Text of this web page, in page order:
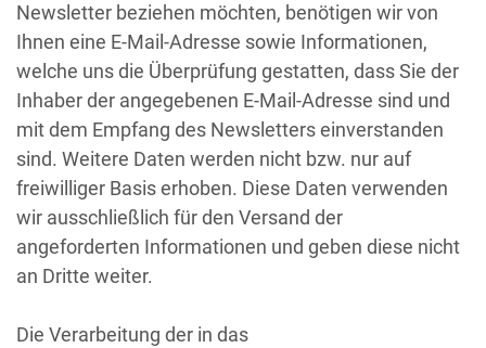
Newsletter beziehen möchten, benötigen wir von
Ihnen eine E-Mail-Adresse sowie Informationen,
welche uns die Überprüfung gestatten, dass Sie der
Inhaber der angegebenen E-Mail-Adresse sind und
mit dem Empfang des Newsletters einverstanden
sind. Weitere Daten werden nicht bzw. nur auf
freiwilliger Basis erhoben. Diese Daten verwenden
wir ausschließlich für den Versand der
angeforderten Informationen und geben diese nicht
an Dritte weiter.
Die Verarbeitung der in das